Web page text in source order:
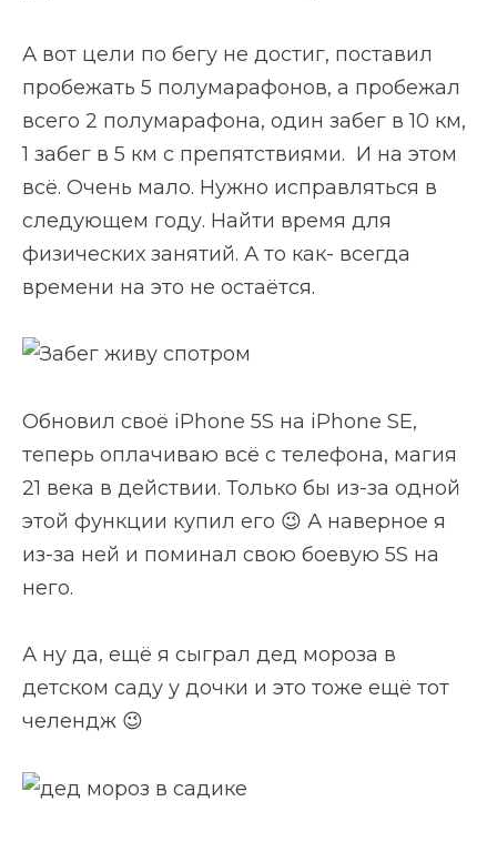
А вот цели по бегу не достиг, поставил
пробежать 5 полумарафонов, а пробежал
всего 2 полумарафона, один забег в 10 км,
1 забег в 5 км с препятствиями. И на этом
всё. Очень мало. Нужно исправляться в
следующем году. Найти время для
физических занятий. А то как- всегда
времени на это не остаётся.
Обновил своё iPhone 5S на iPhone SE,
теперь оплачиваю всё с телефона, магия
21 века в действии. Только бы из-за одной
этой функции купил его 😉 А наверное я
из-за ней и поминал свою боевую 5S на
него.
А ну да, ещё я сыграл дед мороза в
детском саду у дочки и это тоже ещё тот
челендж 😉